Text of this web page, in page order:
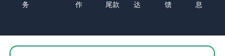
务
作
尾款
达
馈
息